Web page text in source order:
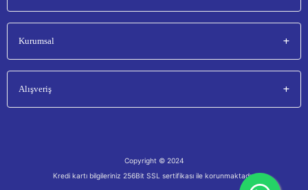
Kurumsal
Alışveriş
Copyright © 2024
Kredi kartı bilgileriniz 256Bit SSL sertifikası ile korunmaktadır.